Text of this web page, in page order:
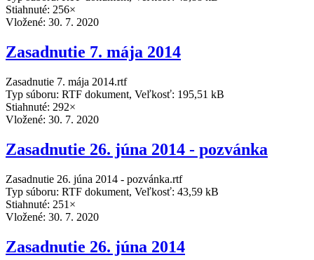
Stiahnuté: 256×
Vložené: 30. 7. 2020
Zasadnutie 7. mája 2014
Zasadnutie 7. mája 2014.rtf
Typ súboru: RTF dokument, Veľkosť: 195,51 kB
Stiahnuté: 292×
Vložené: 30. 7. 2020
Zasadnutie 26. júna 2014 - pozvánka
Zasadnutie 26. júna 2014 - pozvánka.rtf
Typ súboru: RTF dokument, Veľkosť: 43,59 kB
Stiahnuté: 251×
Vložené: 30. 7. 2020
Zasadnutie 26. júna 2014